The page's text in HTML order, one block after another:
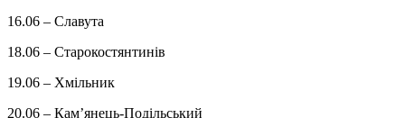
16.06 – Славута
18.06 – Старокостянтинів
19.06 – Хмільник
20.06 – Камʼянець-Подільський